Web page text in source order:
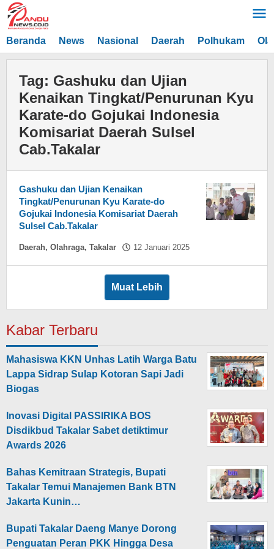
Lewati
ke
konten
Beranda News Nasional Daerah Polhukam
Tag: Gashuku dan Ujian
Kenaikan Tingkat/Penurunan Kyu
Karate-do Gojukai Indonesia
Komisariat Daerah Sulsel
Cab.Takalar
Gashuku dan Ujian Kenaikan
Tingkat/Penurunan Kyu Karate-do
Gojukai Indonesia Komisariat Daerah
Sulsel Cab.Takalar
Daerah, Olahraga, Takalar 12 Januari 2025
Muat Lebih
Kabar Terbaru
Mahasiswa KKN Unhas Latih Warga Batu
Lappa Sidrap Sulap Kotoran Sapi Jadi
Biogas
Inovasi Digital PASSIRIKA BOS
Disdikbud Takalar Sabet detiktimur
Awards 2026
Bahas Kemitraan Strategis, Bupati
Takalar Temui Manajemen Bank BTN
Jakarta Kunin…
Bupati Takalar Daeng Manye Dorong
Penguatan Peran PKK Hingga Desa